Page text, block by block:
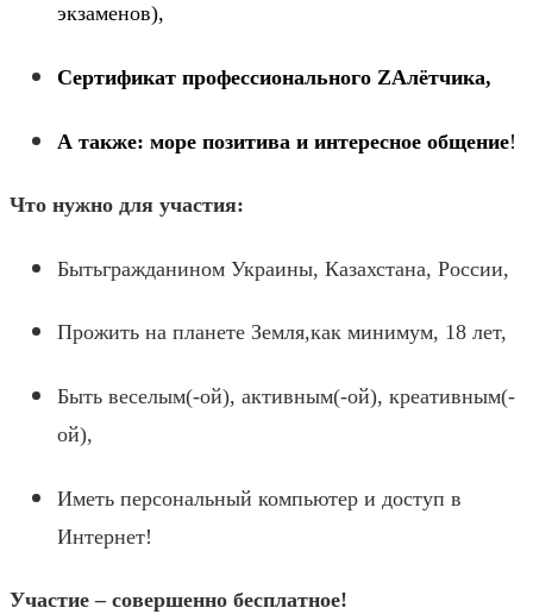
экзаменов),
Сертификат профессионального ZАлётчика,
А также: море позитива и интересное общение!
Что нужно для участия:
Бытьгражданином Украины, Казахстана, России,
Прожить на планете Земля,как минимум, 18 лет,
Быть веселым(-ой), активным(-ой), креативным(-
ой),
Иметь персональный компьютер и доступ в
Интернет!
Участие – совершенно бесплатное!